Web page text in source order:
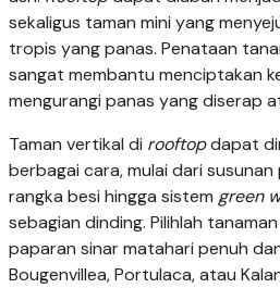
sekaligus taman mini yang
tropis yang panas. Penataan
sangat membantu menciptakan
mengurangi panas yang diserap
Taman vertikal di rooftopdapat
berbagai cara, mulai dari
rangka besi hingga sistem green
sebagian dinding. Pilihlah
paparan sinar matahari penuh
Bougenvillea, Portulaca, atau